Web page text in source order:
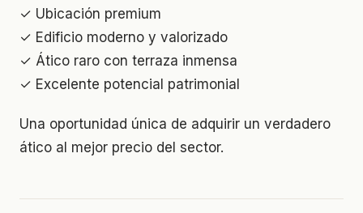
✓ Ubicación premium
✓ Edificio moderno y valorizado
✓ Ático raro con terraza inmensa
✓ Excelente potencial patrimonial
Una oportunidad única de adquirir un verdadero
ático al mejor precio del sector.